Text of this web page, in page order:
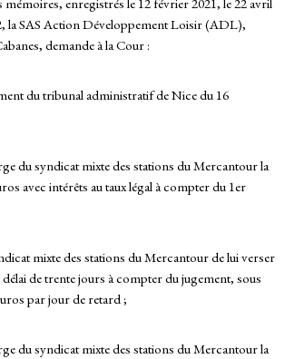
la SAS Action Développement Loisir (ADL),
demande à la Cour :
du tribunal administratif de Nice du 16
du syndicat mixte des stations du Mercantour la
avec intérêts au taux légal à compter du 1er
mixte des stations du Mercantour de lui verser
de trente jours à compter du jugement, sous
par jour de retard ;
du syndicat mixte des stations du Mercantour la